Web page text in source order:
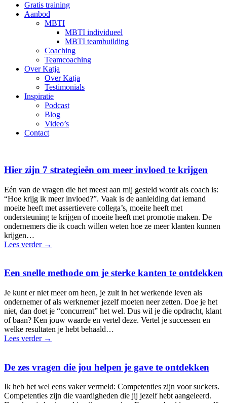
Gratis training
Aanbod
MBTI
MBTI individueel
MBTI teambuilding
Coaching
Teamcoaching
Over Katja
Over Katja
Testimonials
Inspiratie
Podcast
Blog
Video’s
Contact
Hier zijn 7 strategieën om meer invloed te krijgen
Eén van de vragen die het meest aan mij gesteld wordt als coach is:
“Hoe krijg ik meer invloed?”. Vaak is de aanleiding dat iemand
moeite heeft met assertievere collega’s, moeite heeft met
ondersteuning te krijgen of moeite heeft met promotie maken. De
ondernemers die ik coach willen weten hoe ze meer klanten kunnen
krijgen…
Lees verder →
Een snelle methode om je sterke kanten te ontdekken
Je kunt er niet meer om heen, je zult in het werkende leven als
ondernemer of als werknemer jezelf moeten neer zetten. Doe je het
niet, dan doet je “concurrent” het wel. Dus wil je die opdracht, klant
of baan? Ken jouw waarde en vertel deze. Vertel je successen en
welke resultaten je hebt behaald…
Lees verder →
De zes vragen die jou helpen je gave te ontdekken
Ik heb het wel eens vaker vermeld: Competenties zijn voor suckers.
Competenties zijn die vaardigheden die jij jezelf hebt aangeleerd.